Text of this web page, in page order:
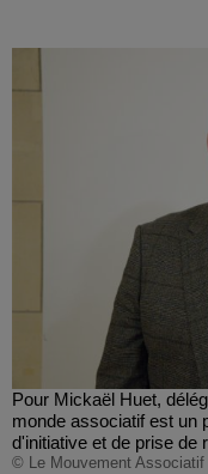
Pour Mickaël Huet,
monde associatif est un
d'initiative et de prise de
© Le Mouvement Associatif